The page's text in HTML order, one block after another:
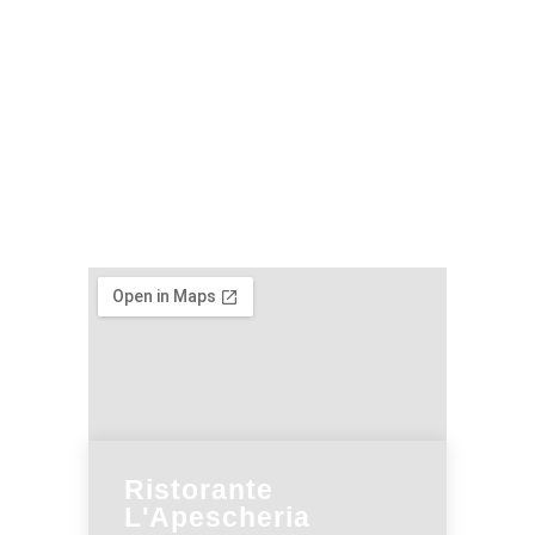
Ristorante
L'Apescheria